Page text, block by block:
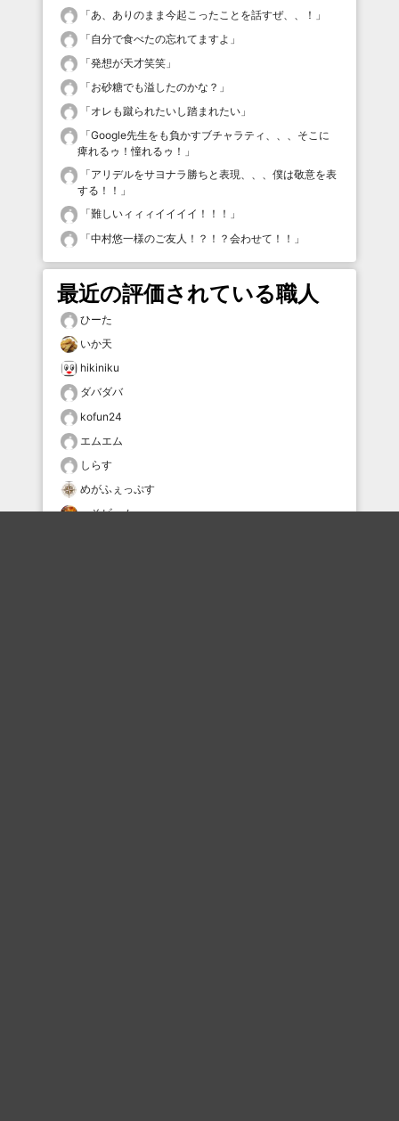
「あ、ありのまま今起こったことを話すぜ、、！ 」
「自分で食べたの忘れてますよ 」
「発想が天才笑笑 」
「お砂糖でも溢したのかな？ 」
「オレも蹴られたいし踏まれたい 」
「Google先生をも負かすブチャラティ、、、そこに
痺れるゥ！憧れるゥ！ 」
「アリデルをサヨナラ勝ちと表現、、、僕は敬意を表
する！！ 」
「難しいィィィイイイイ！！！ 」
「中村悠一様のご友人！？！？会わせて！！ 」
最近の評価されている職人
ひーた
いか天
hikiniku
ダバダバ
kofun24
エムエム
しらす
めがふぇっぷす
へそビーム